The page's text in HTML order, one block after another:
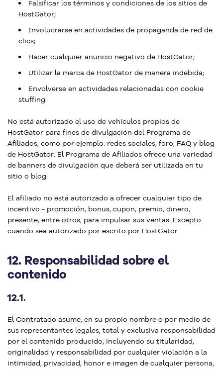
Falsificar los términos y condiciones de los sitios de
HostGator;
Involucrarse en actividades de propaganda de red de
clics;
Hacer cualquier anuncio negativo de HostGator;
Utilizar la marca de HostGator de manera indebida;
Envolverse en actividades relacionadas con cookie
stuffing.
No está autorizado el uso de vehículos propios de
HostGator para fines de divulgación del Programa de
Afiliados, como por ejemplo: redes sociales, foro, FAQ y blog
de HostGator. El Programa de Afiliados ofrece una variedad
de banners de divulgación que deberá ser utilizada en tu
sitio o blog.
El afiliado no está autorizado a ofrecer cualquier tipo de
incentivo - promoción, bonus, cupon, premio, dinero,
presente, entre otros, para impulsar sus ventas. Excepto
cuando sea autorizado por escrito por HostGator.
12. Responsabilidad sobre el
contenido
12.1.
El Contratado asume, en su propio nombre o por medio de
sus representantes legales, total y exclusiva responsabilidad
por el contenido producido, incluyendo su titularidad,
originalidad y responsabilidad por cualquier violación a la
intimidad, privacidad, honor e imagen de cualquier persona,